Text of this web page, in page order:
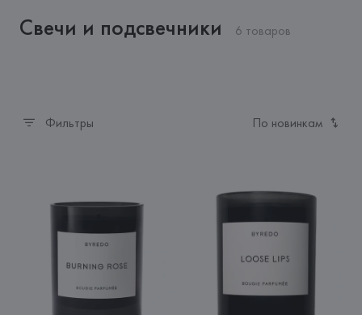
Свечи и подсвечники 6 товаров
Фильтры По новинкам